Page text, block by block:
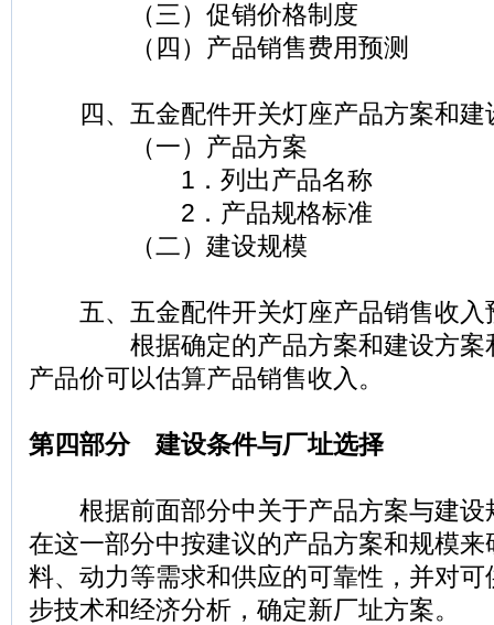
（三）促销价格制度
（四）产品销售费用预测
四、五金配件开关灯座产品方案和建
（一）产品方案
1．列出产品名称
2．产品规格标准
（二）建设规模
五、五金配件开关灯座产品销售收入
根据确定的产品方案和建设方案和
产品价可以估算产品销售收入。
第四部分 建设条件与厂址选择
根据前面部分中关于产品方案与建设
在这一部分中按建议的产品方案和规模
料、动力等需求和供应的可靠性，并对
步技术和经济分析，确定新厂址方案。